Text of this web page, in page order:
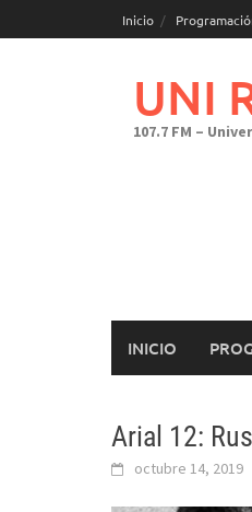
al
Inicio
UNI
107.7 FM –
INICIO
Arial 12:
octubre 14, 2019